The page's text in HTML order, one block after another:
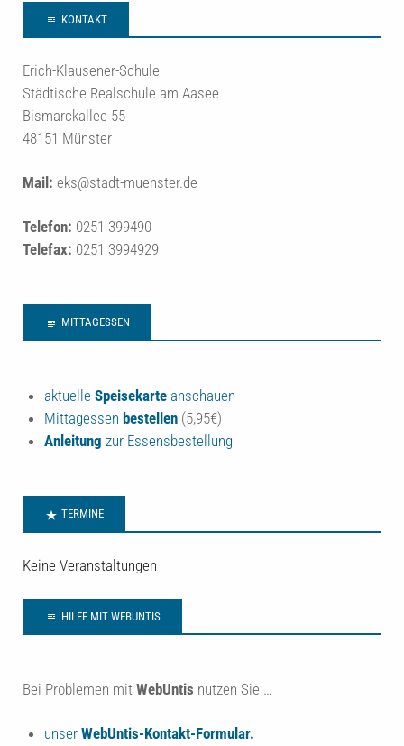
KONTAKT
Erich-Klausener-Schule
Städtische Realschule am Aasee
Bismarckallee 55
48151 Münster
Mail: eks@stadt-muenster.de
Telefon: 0251 399490
Telefax: 0251 3994929
MITTAGESSEN
aktuelle Speisekarte anschauen
Mittagessen bestellen (5,95€)
Anleitung zur Essensbestellung
TERMINE
Keine Veranstaltungen
HILFE MIT WEBUNTIS
Bei Problemen mit WebUntis nutzen Sie …
unser WebUntis-Kontakt-Formular.